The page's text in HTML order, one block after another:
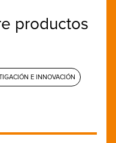
productos
E INNOVACIÓN